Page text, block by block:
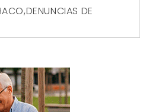
,DENUNCIAS DE